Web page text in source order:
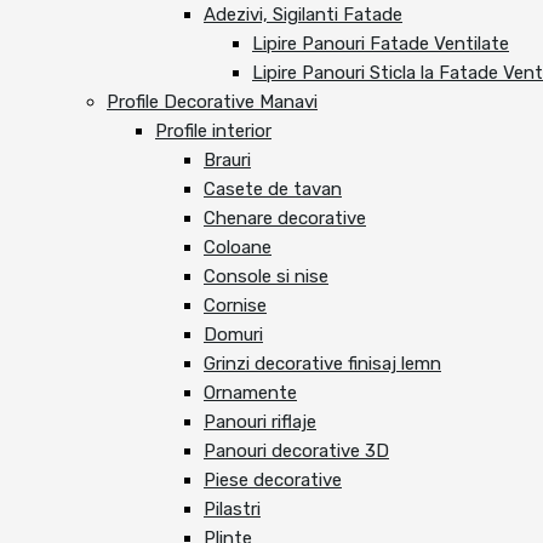
Adezivi, Sigilanti Fatade
Lipire Panouri Fatade Ventilate
Lipire Panouri Sticla la Fatade
Profile Decorative Manavi
Profile interior
Brauri
Casete de tavan
Chenare decorative
Coloane
Console si nise
Cornise
Domuri
Grinzi decorative finisaj lemn
Ornamente
Panouri riflaje
Panouri decorative 3D
Piese decorative
Pilastri
Plinte